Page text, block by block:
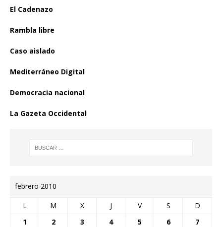
El Cadenazo
Rambla libre
Caso aislado
Mediterráneo Digital
Democracia nacional
La Gazeta Occidental
febrero 2010
L M X J V S D
1 2 3 4 5 6
7